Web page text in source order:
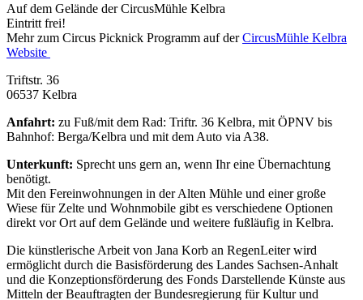
Auf dem Gelände der CircusMühle Kelbra
Eintritt frei!
Mehr zum Circus Picknick Programm auf derCircusMühle Kelbra
Website
Triftstr. 36
06537 Kelbra
Anfahrt: zu Fuß/mit dem Rad: Triftr. 36 Kelbra, mit ÖPNV bis
Bahnhof: Berga/Kelbra und mit dem Auto via A38.
Unterkunft: Sprecht uns gern an, wenn Ihr eine Übernachtung
benötigt.
Mit den Fereinwohnungen in der Alten Mühle und einer große
Wiese für Zelte und Wohnmobile gibt es verschiedene Optionen
direkt vor Ort auf dem Gelände und weitere fußläufig in Kelbra.
Die künstlerische Arbeit von Jana Korb an RegenLeiter wird
ermöglicht durch die Basisförderung des Landes Sachsen-Anhalt
und die Konzeptionsförderung des Fonds Darstellende Künste aus
Mitteln der Beauftragten der Bundesregierung für Kultur und